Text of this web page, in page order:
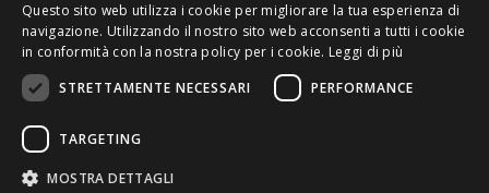
ITALIAN
Questo sito web utilizza i cookie per migliorare la tua esperienza di
navigazione. Utilizzando il nostro sito web acconsenti a tutti i cookie
in conformità con la nostra policy per i cookie. Leggi di più
STRETTAMENTE NECESSARI
PERFORMANCE
TARGETING
MOSTRA DETTAGLI